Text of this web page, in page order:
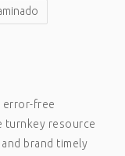
error-free
turnkey resource
brand timely